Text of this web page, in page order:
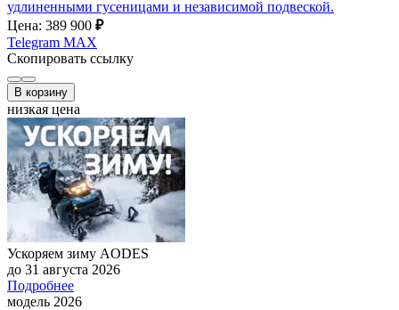
удлиненными гусеницами и независимой подвеской.
Цена: 389 900 ₽
Telegram MAX
Скопировать ссылку
В корзину
низкая цена
Ускоряем зиму AODES
до 31 августа 2026
Подробнее
модель 2026